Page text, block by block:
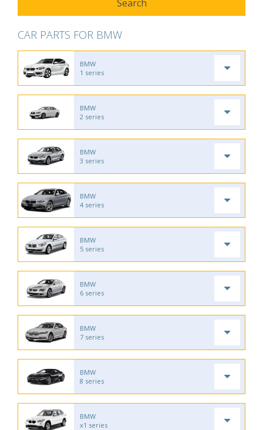
CAR PARTS FOR BMW
BMW
1 series
BMW
2 series
BMW
3 series
BMW
4 series
BMW
5 series
BMW
6 series
BMW
7 series
BMW
8 series
BMW
x1 series